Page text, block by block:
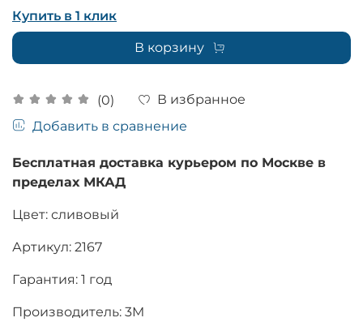
(0)
В избранное
Добавить в сравнение
Купить в 1 клик
В корзину
Бесплатная доставка курьером по Москве в
пределах МКАД
Цвет: сливовый
Артикул: 2167
Гарантия: 1 год
Производитель: 3M